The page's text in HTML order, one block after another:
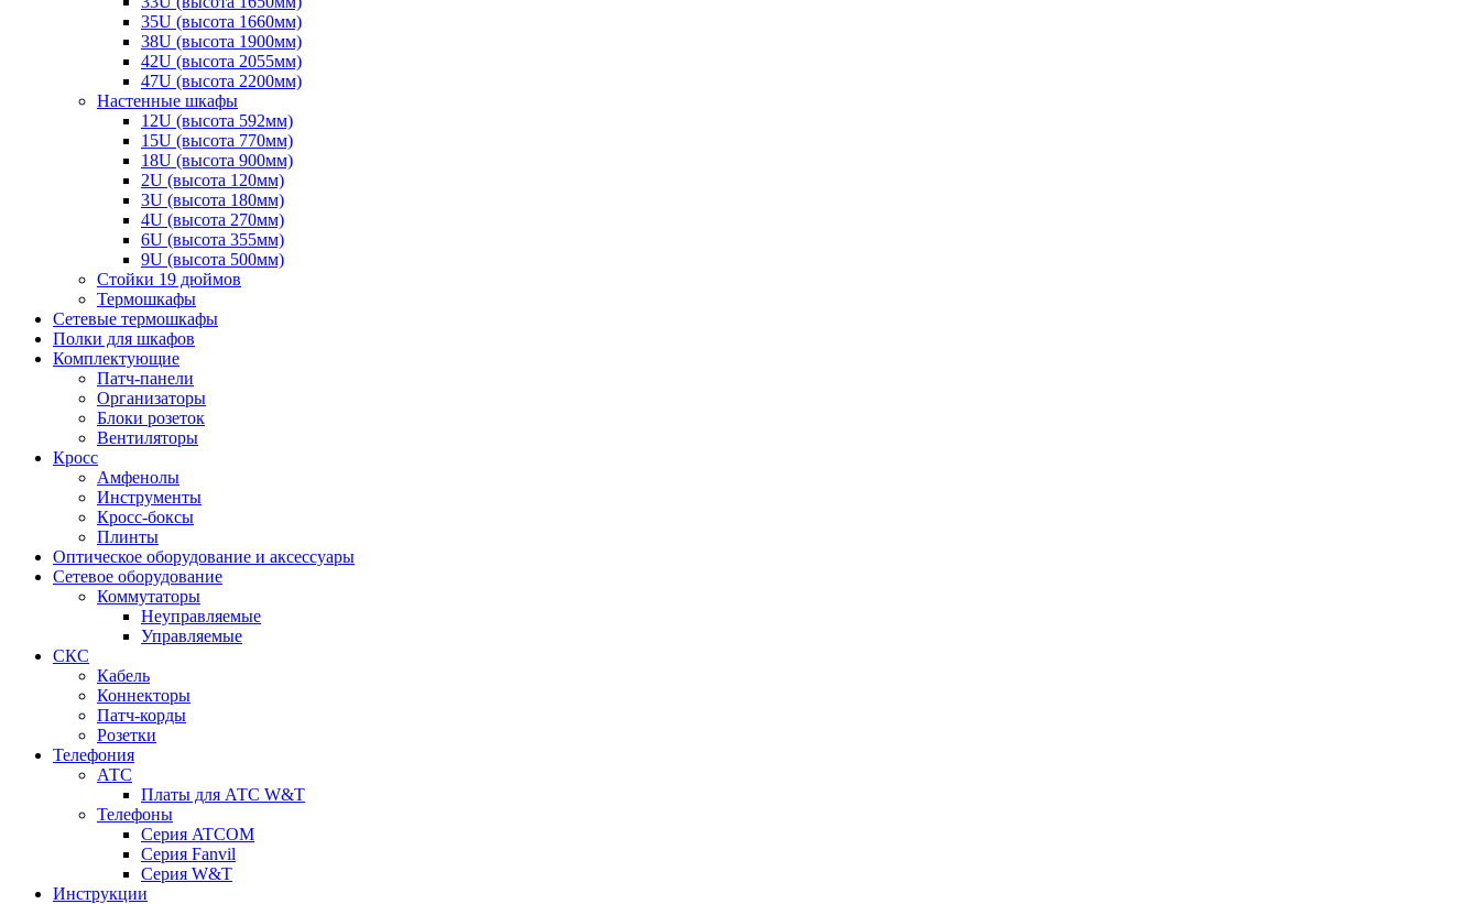
35U (высота 1660мм)
38U (высота 1900мм)
42U (высота 2055мм)
47U (высота 2200мм)
Настенные шкафы
12U (высота 592мм)
15U (высота 770мм)
18U (высота 900мм)
2U (высота 120мм)
3U (высота 180мм)
4U (высота 270мм)
6U (высота 355мм)
9U (высота 500мм)
Стойки 19 дюймов
Термошкафы
Сетевые термошкафы
Полки для шкафов
Комплектующие
Патч-панели
Организаторы
Блоки розеток
Вентиляторы
Кросс
Амфенолы
Инструменты
Кросс-боксы
Плинты
Оптическое оборудование и аксессуары
Сетевое оборудование
Коммутаторы
Неуправляемые
Управляемые
СКС
Кабель
Коннекторы
Патч-корды
Розетки
Телефония
АТС
Платы для АТС W&T
Телефоны
Серия ATCOM
Серия Fanvil
Серия W&T
Инструкции